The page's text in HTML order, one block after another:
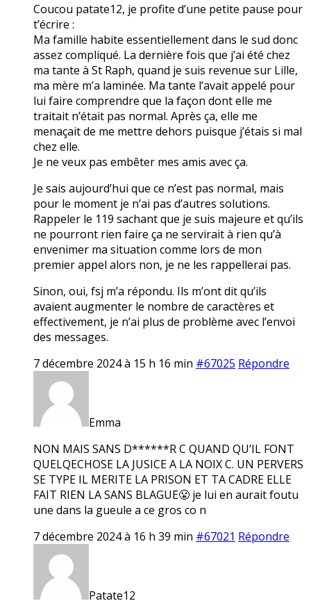
Coucou patate12, je profite d’une petite pause pour
t’écrire :
Ma famille habite essentiellement dans le sud donc
assez compliqué. La dernière fois que j’ai été chez
ma tante à St Raph, quand je suis revenue sur Lille,
ma mère m’a laminée. Ma tante l’avait appelé pour
lui faire comprendre que la façon dont elle me
traitait n’était pas normal. Après ça, elle me
menaçait de me mettre dehors puisque j’étais si mal
chez elle.
Je ne veux pas embêter mes amis avec ça.
Je sais aujourd’hui que ce n’est pas normal, mais
pour le moment je n’ai pas d’autres solutions.
Rappeler le 119 sachant que je suis majeure et qu’ils
ne pourront rien faire ça ne servirait à rien qu’à
envenimer ma situation comme lors de mon
premier appel alors non, je ne les rappellerai pas.
Sinon, oui, fsj m’a répondu. Ils m’ont dit qu’ils
avaient augmenter le nombre de caractères et
effectivement, je n’ai plus de problème avec l’envoi
des messages.
7 décembre 2024 à 15 h 16 min #67025 Répondre
Emma
NON MAIS SANS D******R C QUAND QU’IL FONT
QUELQECHOSE LA JUSICE A LA NOIX C. UN PERVERS
SE TYPE IL MERITE LA PRISON ET TA CADRE ELLE
FAIT RIEN LA SANS BLAGUE😤 je lui en aurait foutu
une dans la gueule a ce gros co n
7 décembre 2024 à 16 h 39 min #67021 Répondre
Patate12